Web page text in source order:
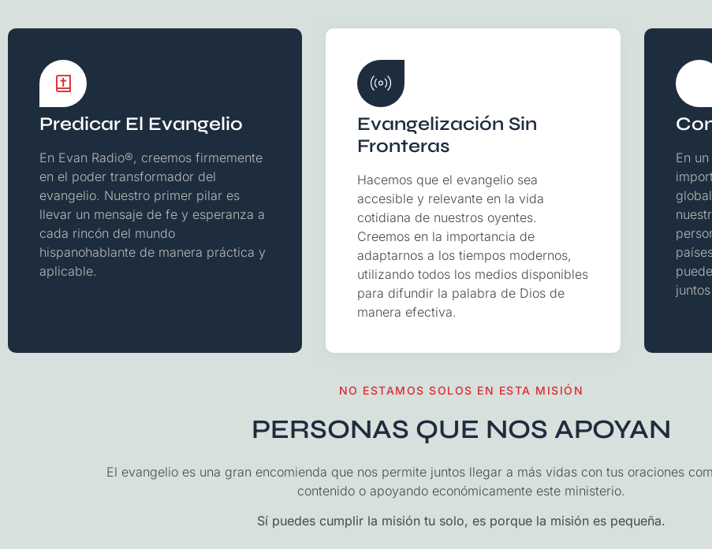
Predicar El Evangelio
En Evan Radio®, creemos firmemente
en el poder transformador del
evangelio. Nuestro primer pilar es
llevar un mensaje de fe y esperanza a
cada rincón del mundo
hispanohablante de manera práctica y
aplicable.
Evangelización Sin
Fronteras
Hacemos que el evangelio sea
accesible y relevante en la vida
cotidiana de nuestros oyentes.
Creemos en la importancia de
adaptarnos a los tiempos modernos,
utilizando todos los medios disponibles
para difundir la palabra de Dios de
manera efectiva.
En
NO ESTAMOS SOLOS EN ESTA MISIÓN
PERSONAS QUE NOS APOYAN
El evangelio es una gran encomienda que nos permite juntos llegar a más vidas con tus oraciones
contenido o apoyando económicamente este ministerio.
Sí puedes cumplir la misión tu solo, es porque la misión es pequeña.